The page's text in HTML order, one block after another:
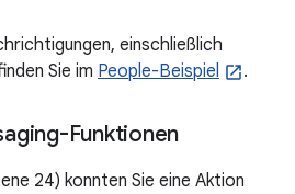
einschließlich
Sie im People-Beispiel .
Funktionen
24) konnten Sie eine Aktion